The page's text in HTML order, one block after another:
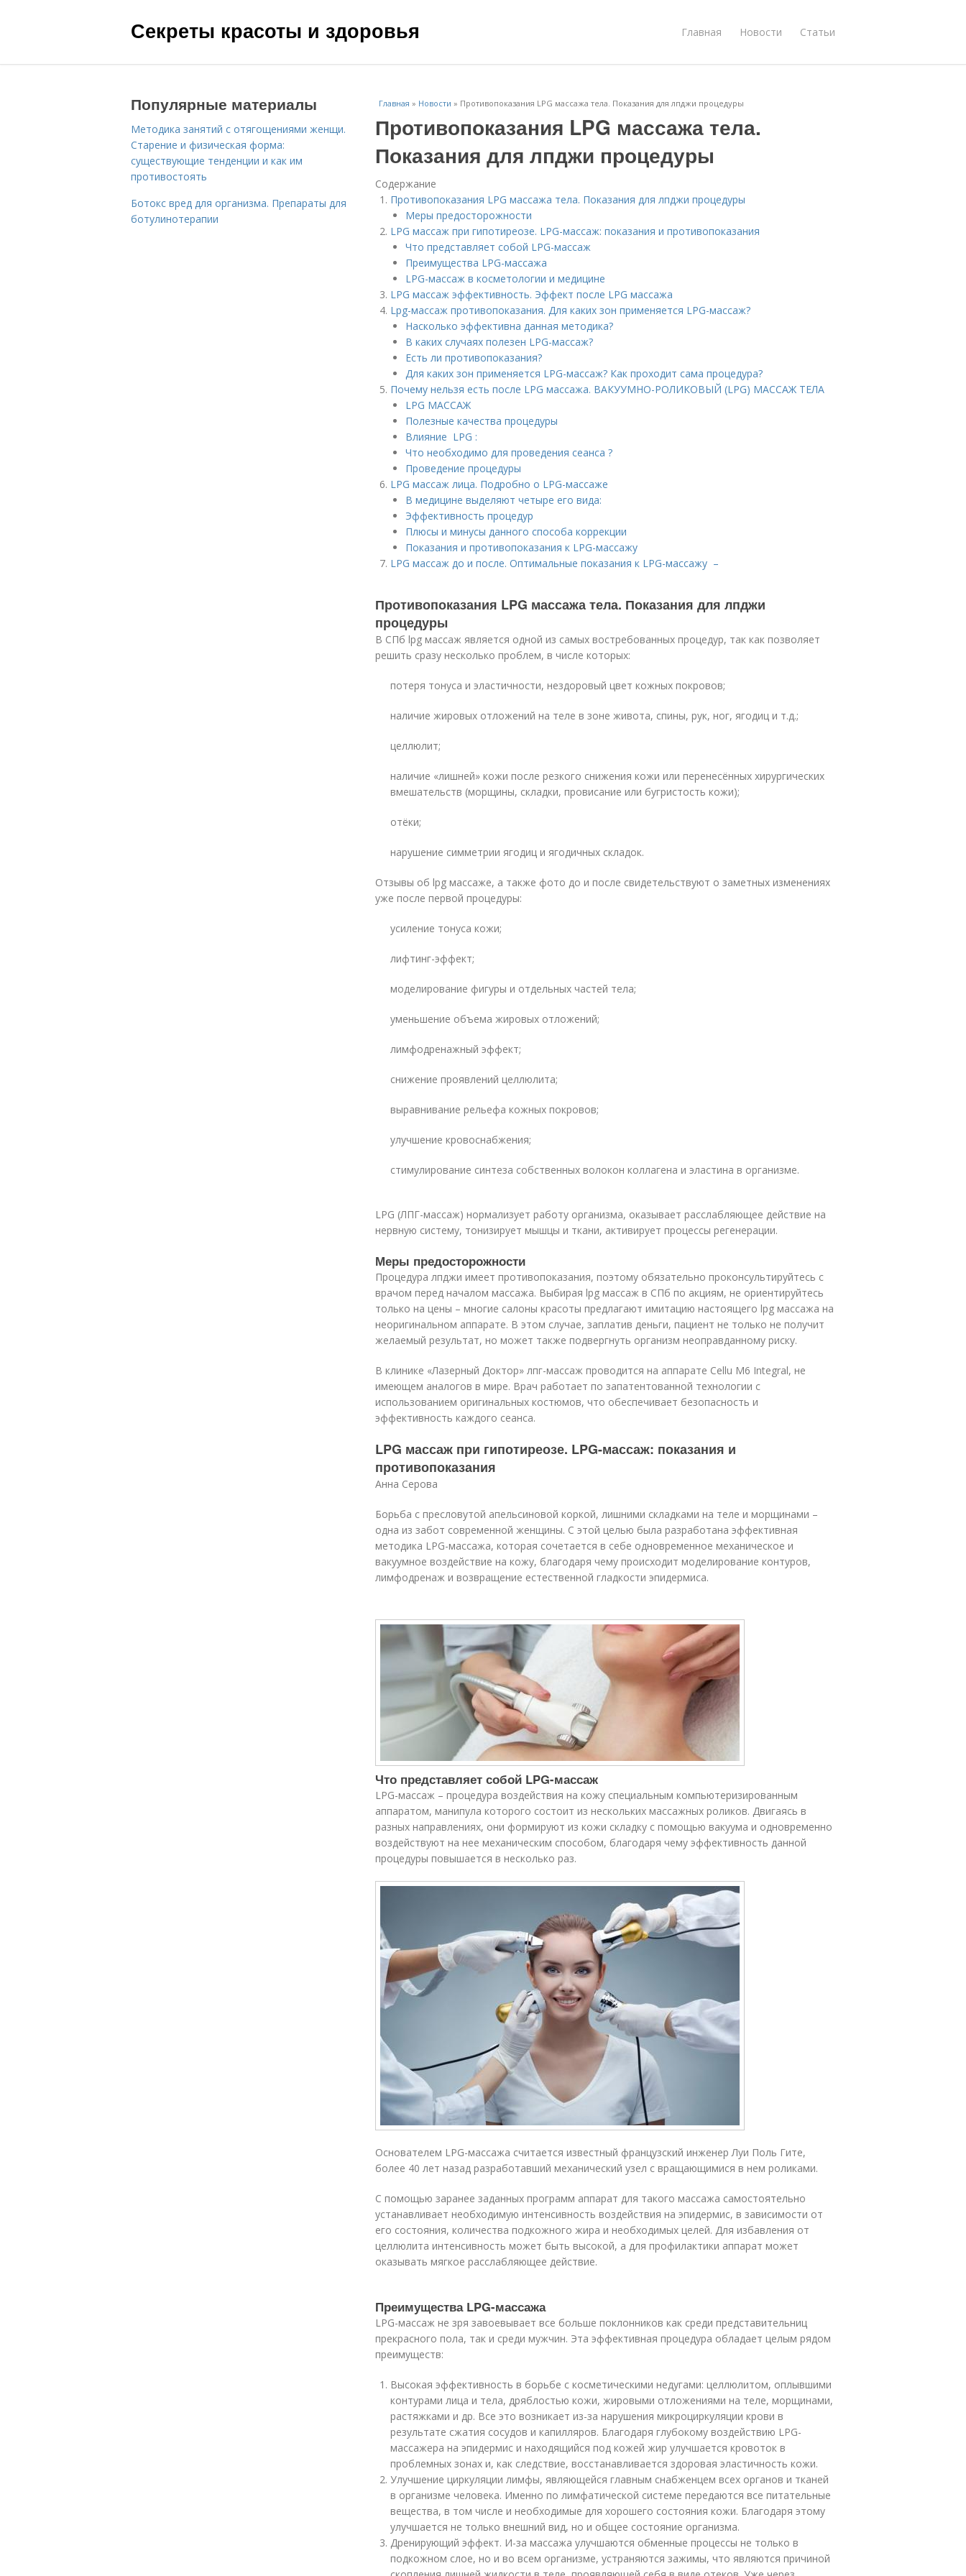
Секреты красоты и здоровья Главная Новости Статьи
Главная » Новости » Противопоказания LPG массажа тела. Показания для лпджи процедуры
Противопоказания LPG массажа тела.
Показания для лпджи процедуры
Содержание
Противопоказания LPG массажа тела. Показания для лпджи процедуры
Меры предосторожности
LPG массаж при гипотиреозе. LPG-массаж: показания и противопоказания
Что представляет собой LPG-массаж
Преимущества LPG-массажа
LPG-массаж в косметологии и медицине
LPG массаж эффективность. Эффект после LPG массажа
Lpg-массаж противопоказания. Для каких зон применяется LPG-массаж?
Насколько эффективна данная методика?
В каких случаях полезен LPG-массаж?
Есть ли противопоказания?
Для каких зон применяется LPG-массаж? Как проходит сама процедура?
Почему нельзя есть после LPG массажа. ВАКУУМНО-РОЛИКОВЫЙ (LPG) МАССАЖ ТЕЛА
LPG МАССАЖ
Полезные качества процедуры
Влияние LPG :
Что необходимо для проведения сеанса ?
Проведение процедуры
LPG массаж лица. Подробно о LPG-массаже
В медицине выделяют четыре его вида:
Эффективность процедур
Плюсы и минусы данного способа коррекции
Показания и противопоказания к LPG-массажу
LPG массаж до и после. Оптимальные показания к LPG-массажу –
Противопоказания LPG массажа тела. Показания для лпджи
процедуры
В СПб lpg массаж является одной из самых востребованных процедур, так как позволяет
решить сразу несколько проблем, в числе которых:
потеря тонуса и эластичности, нездоровый цвет кожных покровов;
наличие жировых отложений на теле в зоне живота, спины, рук, ног, ягодиц и т.д.;
целлюлит;
наличие «лишней» кожи после резкого снижения кожи или перенесённых хирургических
вмешательств (морщины, складки, провисание или бугристость кожи);
отёки;
нарушение симметрии ягодиц и ягодичных складок.
Отзывы об lpg массаже, а также фото до и после свидетельствуют о заметных изменениях
уже после первой процедуры:
усиление тонуса кожи;
лифтинг-эффект;
моделирование фигуры и отдельных частей тела;
уменьшение объема жировых отложений;
лимфодренажный эффект;
снижение проявлений целлюлита;
выравнивание рельефа кожных покровов;
улучшение кровоснабжения;
стимулирование синтеза собственных волокон коллагена и эластина в организме.
LPG (ЛПГ-массаж) нормализует работу организма, оказывает расслабляющее действие на
нервную систему, тонизирует мышцы и ткани, активирует процессы регенерации.
Меры предосторожности
Процедура лпджи имеет противопоказания, поэтому обязательно проконсультируйтесь с
врачом перед началом массажа. Выбирая lpg массаж в СПб по акциям, не ориентируйтесь
только на цены – многие салоны красоты предлагают имитацию настоящего lpg массажа на
неоригинальном аппарате. В этом случае, заплатив деньги, пациент не только не получит
желаемый результат, но может также подвергнуть организм неоправданному риску.
В клинике «Лазерный Доктор» лпг-массаж проводится на аппарате Cellu M6 Integral, не
имеющем аналогов в мире. Врач работает по запатентованной технологии с
использованием оригинальных костюмов, что обеспечивает безопасность и
эффективность каждого сеанса.
LPG массаж при гипотиреозе. LPG-массаж: показания и
противопоказания
Анна Серова
Борьба с пресловутой апельсиновой коркой, лишними складками на теле и морщинами –
одна из забот современной женщины. С этой целью была разработана эффективная
методика LPG-массажа, которая сочетается в себе одновременное механическое и
вакуумное воздействие на кожу, благодаря чему происходит моделирование контуров,
лимфодренаж и возвращение естественной гладкости эпидермиса.
Что представляет собой LPG-массаж
LPG-массаж – процедура воздействия на кожу специальным компьютеризированным
аппаратом, манипула которого состоит из нескольких массажных роликов. Двигаясь в
разных направлениях, они формируют из кожи складку с помощью вакуума и одновременно
воздействуют на нее механическим способом, благодаря чему эффективность данной
процедуры повышается в несколько раз.
Основателем LPG-массажа считается известный французский инженер Луи Поль Гите,
более 40 лет назад разработавший механический узел с вращающимися в нем роликами.
С помощью заранее заданных программ аппарат для такого массажа самостоятельно
устанавливает необходимую интенсивность воздействия на эпидермис, в зависимости от
его состояния, количества подкожного жира и необходимых целей. Для избавления от
целлюлита интенсивность может быть высокой, а для профилактики аппарат может
оказывать мягкое расслабляющее действие.
Преимущества LPG-массажа
LPG-массаж не зря завоевывает все больше поклонников как среди представительниц
прекрасного пола, так и среди мужчин. Эта эффективная процедура обладает целым рядом
преимуществ:
Высокая эффективность в борьбе с косметическими недугами: целлюлитом, оплывшими
контурами лица и тела, дряблостью кожи, жировыми отложениями на теле, морщинами,
растяжками и др. Все это возникает из-за нарушения микроциркуляции крови в
результате сжатия сосудов и капилляров. Благодаря глубокому воздействию LPG-
массажера на эпидермис и находящийся под кожей жир улучшается кровоток в
проблемных зонах и, как следствие, восстанавливается здоровая эластичность кожи.
Улучшение циркуляции лимфы, являющейся главным снабженцем всех органов и тканей
в организме человека. Именно по лимфатической системе передаются все питательные
вещества, в том числе и необходимые для хорошего состояния кожи. Благодаря этому
улучшается не только внешний вид, но и общее состояние организма.
Дренирующий эффект. И-за массажа улучшаются обменные процессы не только в
подкожном слое, но и во всем организме, устраняются зажимы, что являются причиной
Популярные материалы
Методика занятий с отягощениями женщи.
Старение и физическая форма:
существующие тенденции и как им
противостоять
Ботокс вред для организма. Препараты для
ботулинотерапии